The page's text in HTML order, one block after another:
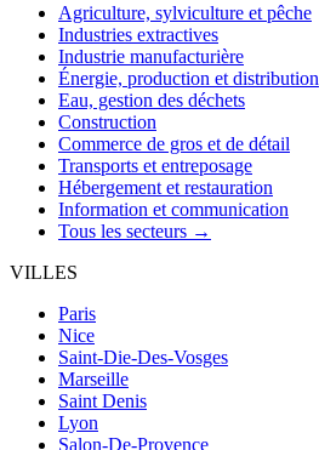
Agriculture, sylviculture et pêche
Industries extractives
Industrie manufacturière
Énergie, production et distribution
Eau, gestion des déchets
Construction
Commerce de gros et de détail
Transports et entreposage
Hébergement et restauration
Information et communication
Tous les secteurs →
VILLES
Paris
Nice
Saint-Die-Des-Vosges
Marseille
Saint Denis
Lyon
Salon-De-Provence